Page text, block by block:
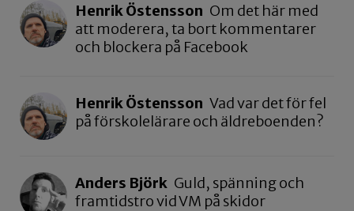
Henrik Östensson Om det här med
att moderera, ta bort kommentarer
och blockera på Facebook
Henrik Östensson Vad var det för fel
på förskolelärare och äldreboenden?
Anders Björk Guld, spänning och
framtidstro vid VM på skidor